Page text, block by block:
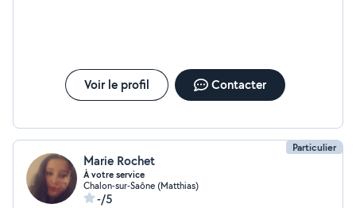
Voir le profil Contacter
Particulier
Marie Rochet
À votre service
Chalon-sur-Saône (Matthias)
-/5